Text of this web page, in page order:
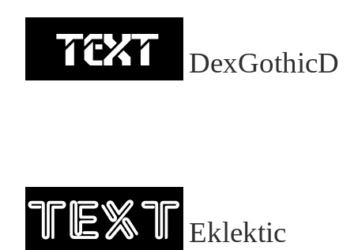
DexGothicD
Eklektic